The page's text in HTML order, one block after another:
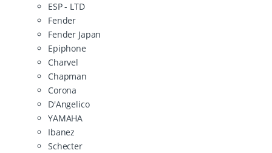
ESP - LTD
Fender
Fender Japan
Epiphone
Charvel
Chapman
Corona
D'Angelico
YAMAHA
Ibanez
Schecter